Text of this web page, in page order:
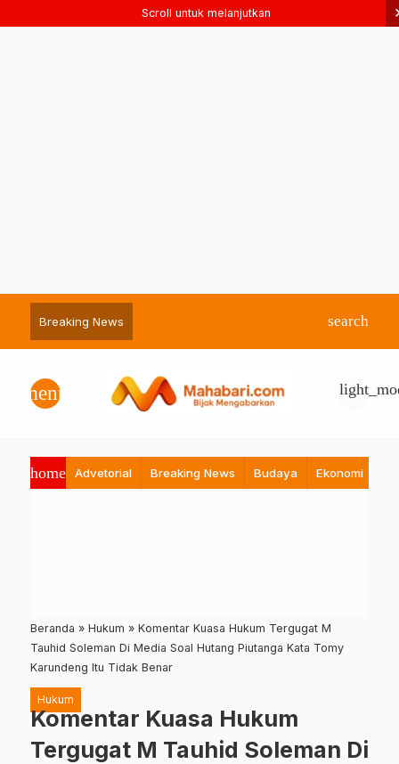
Scroll untuk melanjutkan
Breaking News search
menu
home Advetorial Breaking News Budaya Ekonomi
Beranda » Hukum » Komentar Kuasa Hukum Tergugat M
Tauhid Soleman Di Media Soal Hutang Piutanga Kata Tomy
Karundeng Itu Tidak Benar
Hukum
Komentar Kuasa Hukum
Tergugat M Tauhid Soleman Di